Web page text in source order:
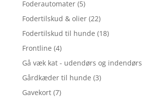
Foderautomater (5)
Fodertilskud & olier (22)
Fodertilskud til hunde (18)
Frontline (4)
Gå væk kat - udendørs og indendørs
Gårdkæder til hunde (3)
Gavekort (7)